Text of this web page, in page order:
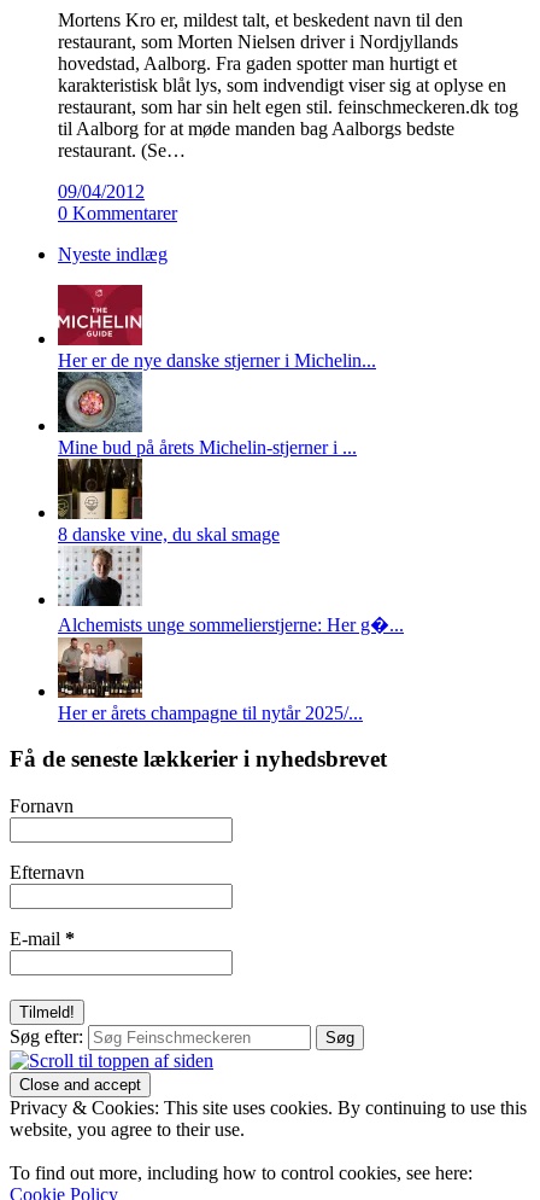
Mortens Kro er, mildest talt, et beskedent navn til den
restaurant, som Morten Nielsen driver i Nordjyllands
hovedstad, Aalborg. Fra gaden spotter man hurtigt et
karakteristisk blåt lys, som indvendigt viser sig at oplyse en
restaurant, som har sin helt egen stil. feinschmeckeren.dk tog
til Aalborg for at møde manden bag Aalborgs bedste
restaurant. (Se…
09/04/2012
0 Kommentarer
Nyeste indlæg
Her er de nye danske stjerner i Michelin...
Mine bud på årets Michelin-stjerner i ...
8 danske vine, du skal smage
Alchemists unge sommelierstjerne: Her g�...
Her er årets champagne til nytår 2025/...
Få de seneste lækkerier i nyhedsbrevet
Fornavn
Efternavn
E-mail *
Søg efter:
Privacy & Cookies: This site uses cookies. By continuing to use this
website, you agree to their use.
To find out more, including how to control cookies, see here:
Cookie Policy